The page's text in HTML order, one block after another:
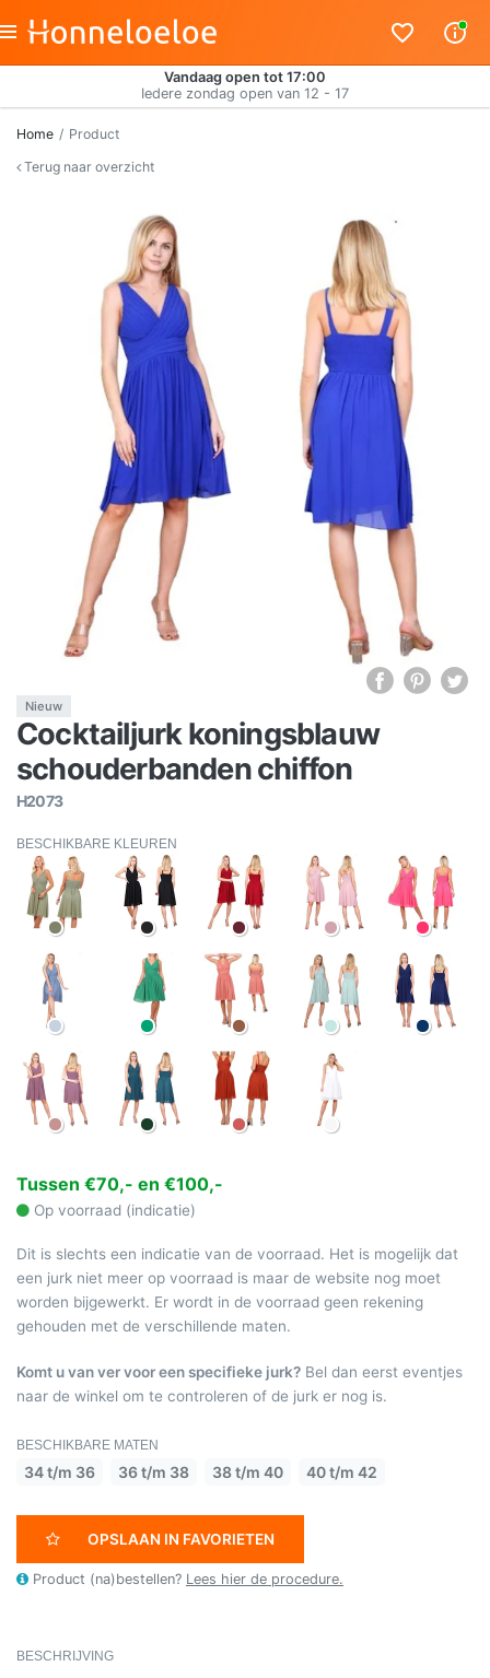
Vandaag open tot 17:00
Iedere zondag open van 12 - 17
Home
Product
Terug naar overzicht
Nieuw
Cocktailjurk koningsblauw
schouderbanden chiffon
H2073
BESCHIKBARE KLEUREN
Tussen €70,- en €100,-
Op voorraad (indicatie)
Dit is slechts een indicatie van de voorraad. Het is mogelijk dat
een jurk niet meer op voorraad is maar de website nog moet
worden bijgewerkt. Er wordt in de voorraad geen rekening
gehouden met de verschillende maten.
Komt u van ver voor een specifieke jurk? Bel dan eerst eventjes
naar de winkel om te controleren of de jurk er nog is.
BESCHIKBARE MATEN
34 t/m 36 36 t/m 38 38 t/m 40 40 t/m 42
OPSLAAN IN FAVORIETEN
Product (na)bestellen? Lees hier de procedure.
BESCHRIJVING